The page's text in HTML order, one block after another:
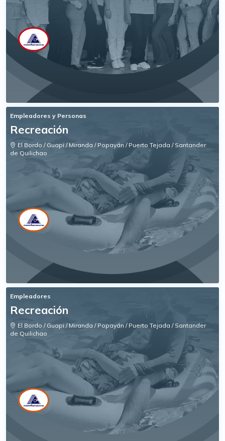
Empleadores y Personas
Recreación
El Bordo / Guapi / Miranda / Popayán / Puerto Tejada / Santander
de Quilichao
Empleadores
Recreación
El Bordo / Guapi / Miranda / Popayán / Puerto Tejada / Santander
de Quilichao